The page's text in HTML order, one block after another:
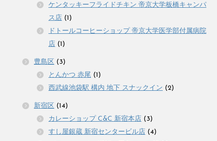
ケンタッキーフライドチキン 帝京大学板橋キャンパ
ス店 (1)
ドトールコーヒーショップ 帝京大学医学部付属病院
店 (1)
豊島区 (3)
とんかつ 赤尾 (1)
西武線池袋駅 構内 地下 スナックイン (2)
新宿区 (14)
カレーショップ C&C 新宿本店 (3)
すし屋銀蔵 新宿センタービル店 (4)